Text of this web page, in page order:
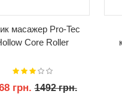
масажер Pro-Tec
Core Roller
грн.1492 грн.